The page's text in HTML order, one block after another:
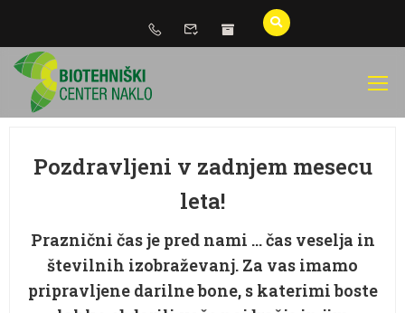
Pozdravljeni v zadnjem mesecu
leta!
Praznični čas je pred nami … čas veselja in
številnih izobraževanj. Za vas imamo
pripravljene darilne bone, s katerimi boste